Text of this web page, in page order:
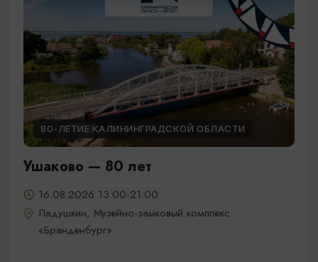
80-ЛЕТИЕ КАЛИНИНГРАДСКОЙ ОБЛАСТИ
Ушаково — 80 лет
16.08.2026 13:00-21:00
Ладушкин, Музейно-замковый комплекс
«Бранденбург»